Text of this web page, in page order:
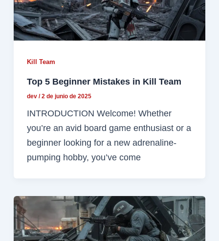
Kill Team
Top 5 Beginner Mistakes in Kill Team
dev/2 de junio de 2025
INTRODUCTION Welcome! Whether
you’re an avid board game enthusiast or a
beginner looking for a new adrenaline-
pumping hobby, you’ve come